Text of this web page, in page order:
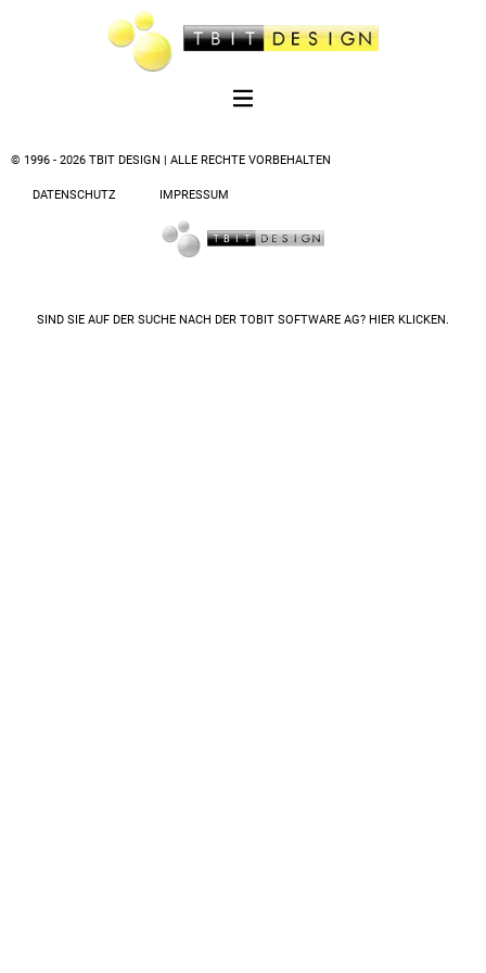
© 1996 - 2026 TBIT DESIGN | ALLE RECHTE VORBEHALTEN
DATENSCHUTZ IMPRESSUM
SIND SIE AUF DER SUCHE NACH DER TOBIT SOFTWARE AG? HIER KLICKEN.